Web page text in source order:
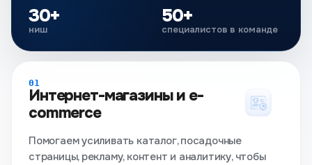
30+
ниш
50+
специалистов в команде
01
Интернет-магазины и e-
commerce
Помогаем усиливать каталог, посадочные
страницы, рекламу, контент и аналитику, чтобы